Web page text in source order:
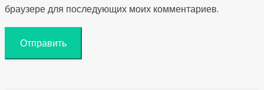
браузере для последующих моих комментариев.